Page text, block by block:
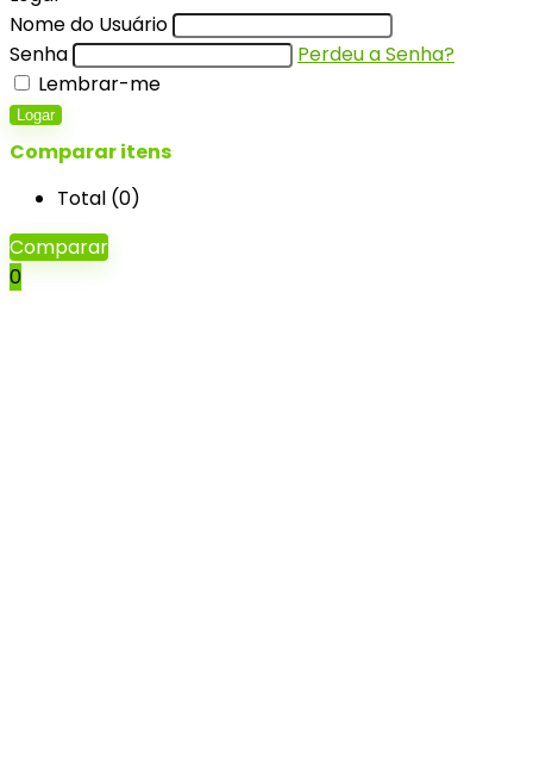
Nome do Usuário
Senha
Perdeu a Senha?
Lembrar-me
Logar
Comparar itens
Total (0)
Comparar
0